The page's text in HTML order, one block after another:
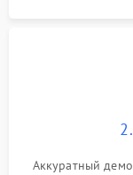
Аккуратный